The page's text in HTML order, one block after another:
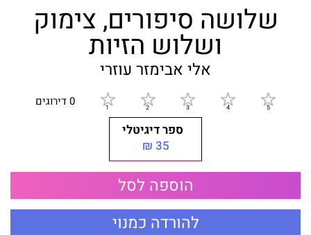
שלושה סיפורים, צימוק
ושלוש הזיות
אלי אבימזר עוזרי
0 דירוגים
ספר דיגיטלי
35 ₪
הוספה לסל
להורדה כמנוי